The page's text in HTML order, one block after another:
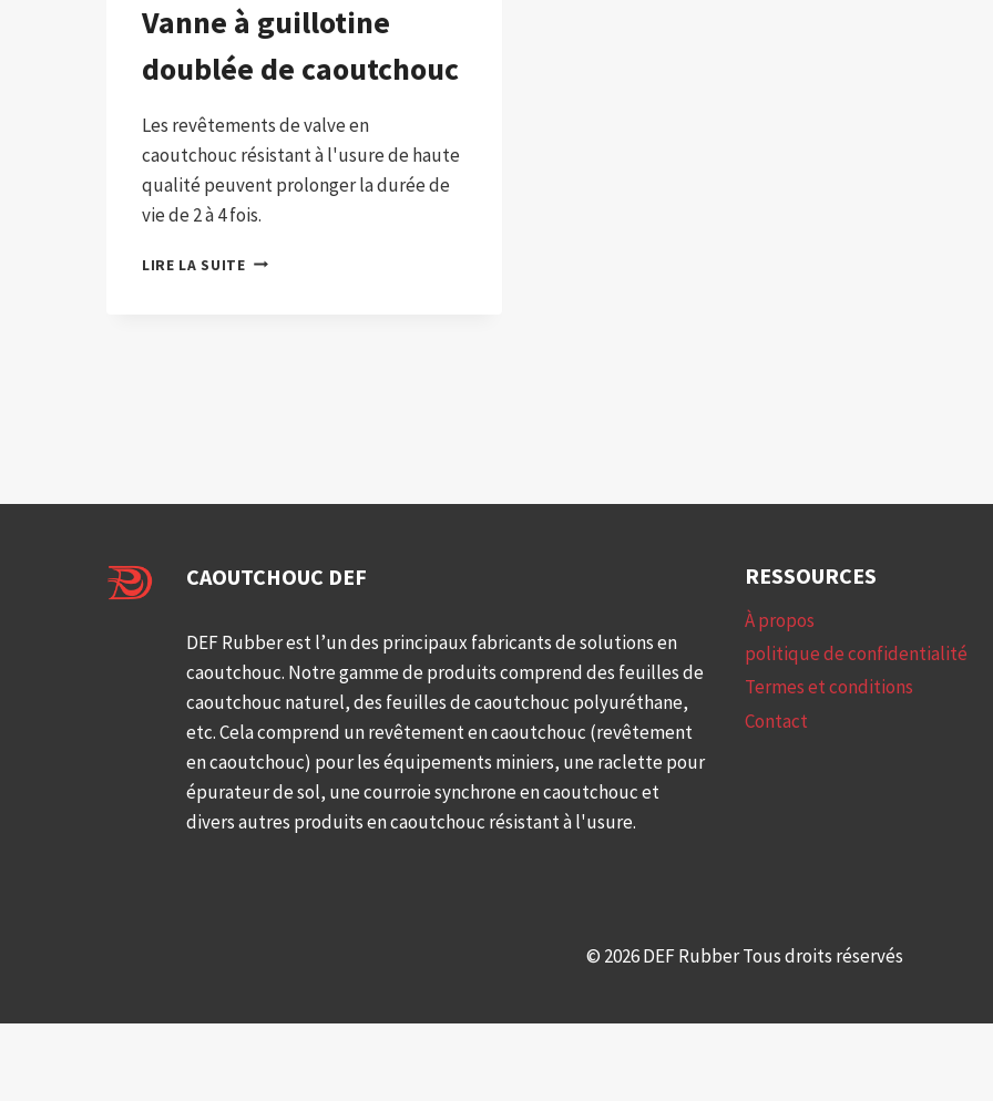
Vanne à guillotine
doublée de caoutchouc
Les revêtements de valve en
caoutchouc résistant à l'usure de haute
qualité peuvent prolonger la durée de
vie de 2 à 4 fois.
LIRE LA SUITEVANNE
CAOUTCHOUC DEF
DEF Rubber est l’un des principaux fabricants de solutions en
caoutchouc. Notre gamme de produits comprend des feuilles de
caoutchouc naturel, des feuilles de caoutchouc polyuréthane,
etc. Cela comprend un revêtement en caoutchouc (revêtement
en caoutchouc) pour les équipements miniers, une raclette pour
épurateur de sol, une courroie synchrone en caoutchouc et
divers autres produits en caoutchouc résistant à l'usure.
RESSOURCES
À propos
politique de confidentialité
Termes et conditions
Contact
© 2026 DEF Rubber Tous droits réservés